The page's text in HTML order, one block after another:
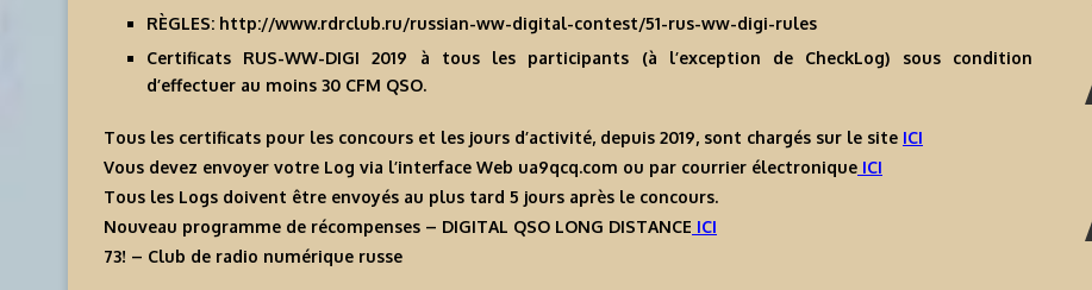
RÈGLES: http://www.rdrclub.ru/russian-ww-digital-contest/51-rus-ww-digi-rules
Certificats RUS-WW-DIGI 2019 à tous les participants (à l’exception de CheckLog) sous condition
d’effectuer au moins 30 CFM QSO.
Tous les certificats pour les concours et les jours d’activité, depuis 2019, sont chargés sur le site ICI
Vous devez envoyer votre Log via l’interface Web ua9qcq.com ou par courrier électronique ICI
Tous les Logs doivent être envoyés au plus tard 5 jours après le concours.
Nouveau programme de récompenses – DIGITAL QSO LONG DISTANCE ICI
73! – Club de radio numérique russe